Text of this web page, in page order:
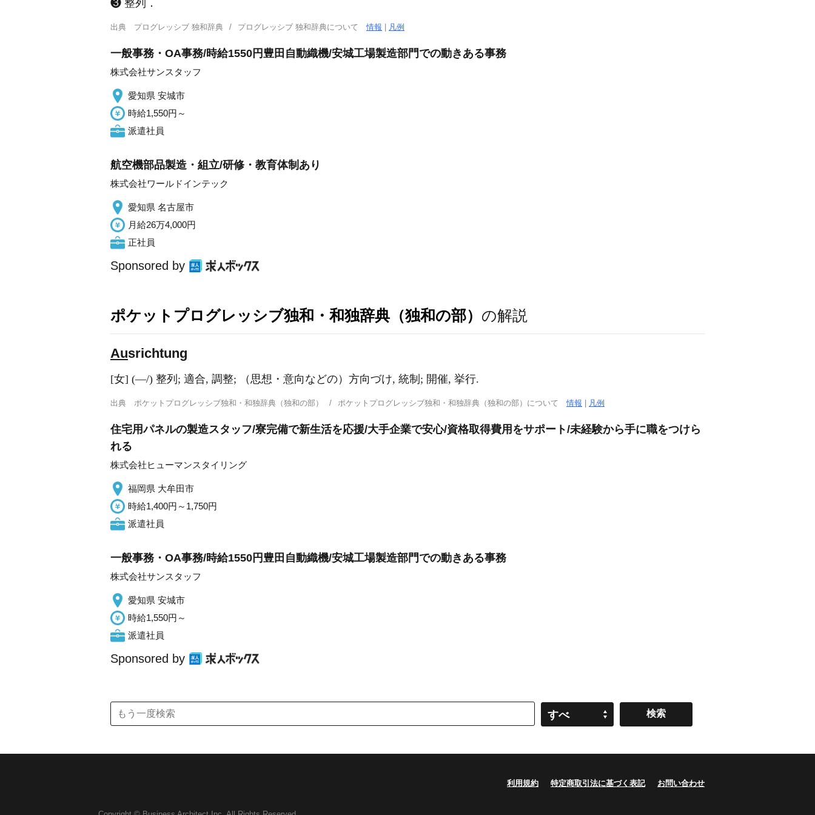
❸ 整列．
出典 プログレッシブ 独和辞典 プログレッシブ 独和辞典について情報 凡例
一般事務・OA事務/時給1550円豊田自動織機/安城工場製造部門での動きある事務
株式会社サンスタッフ
愛知県 安城市
時給1,550円～
派遣社員
航空機部品製造・組立/研修・教育体制あり
株式会社ワールドインテック
愛知県 名古屋市
月給26万4,000円
正社員
Sponsored by
ポケットプログレッシブ独和・和独辞典（独和の部） の解説
Ausrichtung
[女] (―/) 整列; 適合, 調整; （思想・意向などの）方向づけ, 統制; 開催, 挙行.
出典 ポケットプログレッシブ独和・和独辞典（独和の部） ポケットプログレッシブ独和・和独辞典（独和の部）について情報 | 凡例
住宅用パネルの製造スタッフ/寮完備で新生活を応援/大手企業で安心/資格取得費用をサポート/未経験から手に職をつけら
れる
株式会社ヒューマンスタイリング
福岡県 大牟田市
時給1,400円～1,750円
派遣社員
一般事務・OA事務/時給1550円豊田自動織機/安城工場製造部門での動きある事務
株式会社サンスタッフ
愛知県 安城市
時給1,550円～
派遣社員
Sponsored by
すべ
利用規約 特定商取引法に基づく表記 お問い合わせ